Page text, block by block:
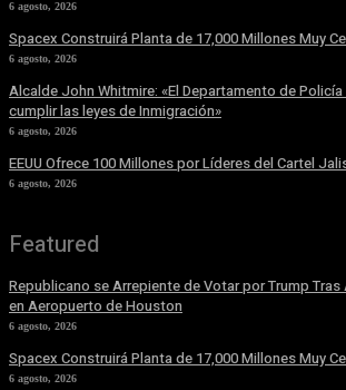
6 agosto, 2026
Spacex Construirá Planta de 17,000 Millones Muy
6 agosto, 2026
Alcalde John Whitmire: «El Departamento de
cumplir las leyes de Inmigración»
6 agosto, 2026
EEUU Ofrece 100 Millones por Líderes del Cartel
6 agosto, 2026
Featured
Republicano se Arrepiente de Votar por Trump
en Aeropuerto de Houston
6 agosto, 2026
Spacex Construirá Planta de 17,000 Millones Muy
6 agosto, 2026